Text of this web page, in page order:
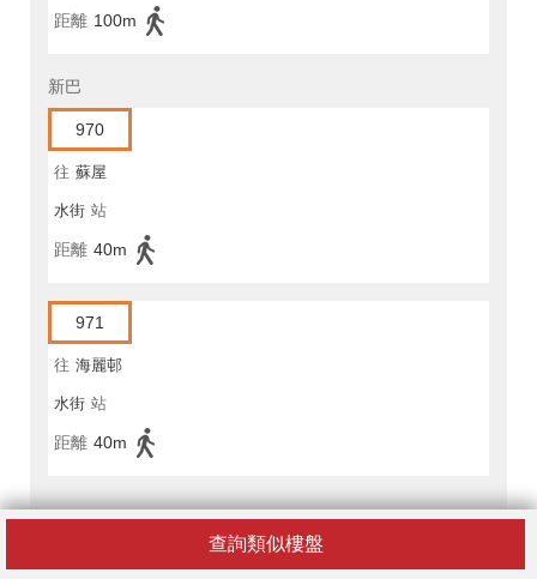
查詢類似樓盤
距離 100m
新巴
970
往 蘇屋
水街 站
距離 40m
971
往 海麗邨
水街 站
距離 40m